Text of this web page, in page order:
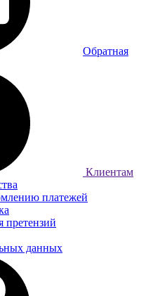
Обратная
Клиентам
платежей
претензий
данных